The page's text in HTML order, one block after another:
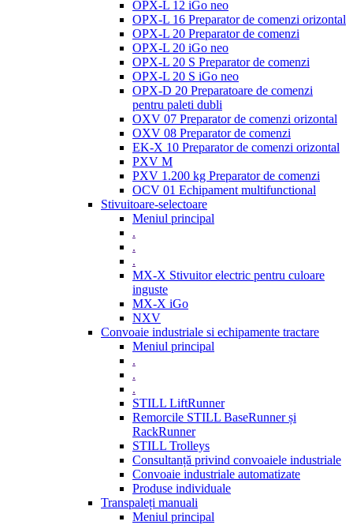
OPX-L 12 iGo neo
OPX-L 16 Preparator de comenzi orizontal
OPX-L 20 Preparator de comenzi
OPX-L 20 iGo neo
OPX-L 20 S Preparator de comenzi
OPX-L 20 S iGo neo
OPX-D 20 Preparatoare de comenzi
pentru paleti dubli
OXV 07 Preparator de comenzi orizontal
OXV 08 Preparator de comenzi
EK-X 10 Preparator de comenzi orizontal
PXV M
PXV 1.200 kg Preparator de comenzi
OCV 01 Echipament multifunctional
Stivuitoare-selectoare
Meniul principal
.
.
.
MX-X Stivuitor electric pentru culoare
inguste
MX-X iGo
NXV
Convoaie industriale si echipamente tractare
Meniul principal
.
.
.
STILL LiftRunner
Remorcile STILL BaseRunner și
RackRunner
STILL Trolleys
Consultanță privind convoaiele industriale
Convoaie industriale automatizate
Produse individuale
Transpaleți manuali
Meniul principal